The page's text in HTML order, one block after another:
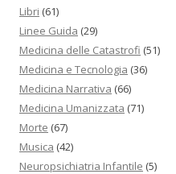
Libri (61)
Linee Guida (29)
Medicina delle Catastrofi (51)
Medicina e Tecnologia (36)
Medicina Narrativa (66)
Medicina Umanizzata (71)
Morte (67)
Musica (42)
Neuropsichiatria Infantile (5)